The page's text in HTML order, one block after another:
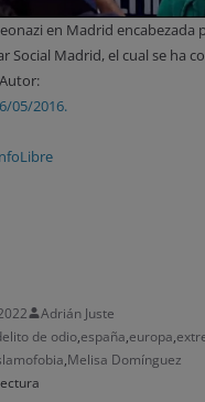
en Madrid encabezada
Social Madrid, el cual se ha
05/2016.
Adrián Juste
de odio,españa,europa,
,Melisa Domínguez